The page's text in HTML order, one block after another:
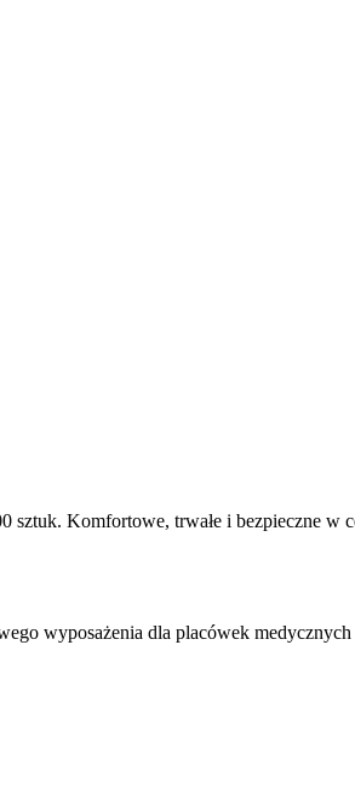
Komfortowe, trwałe i bezpieczne w
wyposażenia dla placówek medycznych